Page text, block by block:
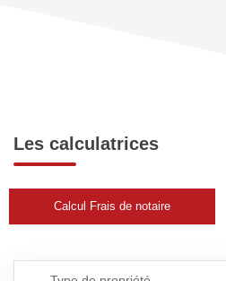
Les calculatrices
Calcul Frais de notaire